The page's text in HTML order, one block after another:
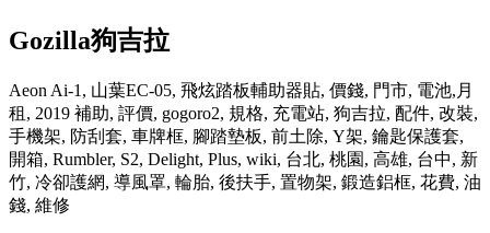
Gozilla狗吉拉
Aeon Ai-1, 山葉EC-05, 飛炫踏板輔助器貼, 價錢, 門市, 電池,月
租, 2019 補助, 評價, gogoro2, 規格, 充電站, 狗吉拉, 配件, 改裝,
手機架, 防刮套, 車牌框, 腳踏墊板, 前土除, Y架, 鑰匙保護套,
開箱, Rumbler, S2, Delight, Plus, wiki, 台北, 桃園, 高雄, 台中, 新
竹, 冷卻護網, 導風罩, 輪胎, 後扶手, 置物架, 鍛造鋁框, 花費, 油
錢, 維修